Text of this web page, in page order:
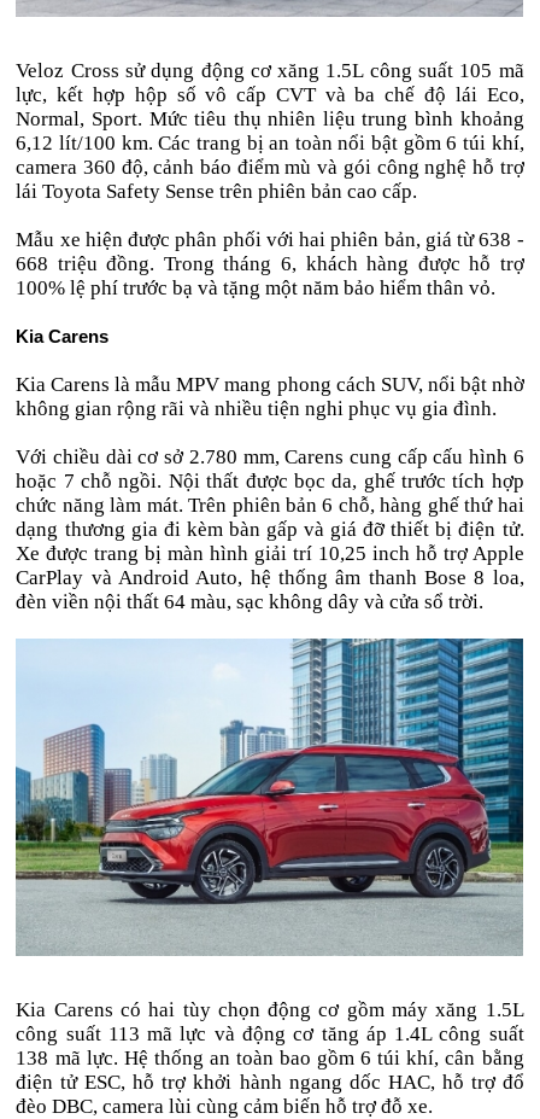
Veloz Cross sử dụng động cơ xăng 1.5L công suất 105 mã
lực, kết hợp hộp số vô cấp CVT và ba chế độ lái Eco,
Normal, Sport. Mức tiêu thụ nhiên liệu trung bình khoảng
6,12 lít/100 km. Các trang bị an toàn nổi bật gồm 6 túi khí,
camera 360 độ, cảnh báo điểm mù và gói công nghệ hỗ trợ
lái Toyota Safety Sense trên phiên bản cao cấp.
Mẫu xe hiện được phân phối với hai phiên bản, giá từ 638 -
668 triệu đồng. Trong tháng 6, khách hàng được hỗ trợ
100% lệ phí trước bạ và tặng một năm bảo hiểm thân vỏ.
Kia Carens
Kia Carens là mẫu MPV mang phong cách SUV, nổi bật nhờ
không gian rộng rãi và nhiều tiện nghi phục vụ gia đình.
Với chiều dài cơ sở 2.780 mm, Carens cung cấp cấu hình 6
hoặc 7 chỗ ngồi. Nội thất được bọc da, ghế trước tích hợp
chức năng làm mát. Trên phiên bản 6 chỗ, hàng ghế thứ hai
dạng thương gia đi kèm bàn gấp và giá đỡ thiết bị điện tử.
Xe được trang bị màn hình giải trí 10,25 inch hỗ trợ Apple
CarPlay và Android Auto, hệ thống âm thanh Bose 8 loa,
đèn viền nội thất 64 màu, sạc không dây và cửa sổ trời.
Kia Carens có hai tùy chọn động cơ gồm máy xăng 1.5L
công suất 113 mã lực và động cơ tăng áp 1.4L công suất
138 mã lực. Hệ thống an toàn bao gồm 6 túi khí, cân bằng
điện tử ESC, hỗ trợ khởi hành ngang dốc HAC, hỗ trợ đổ
đèo DBC, camera lùi cùng cảm biến hỗ trợ đỗ xe.